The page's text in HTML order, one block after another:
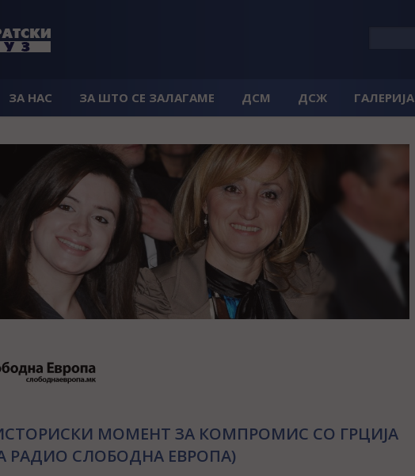
ЗА НАС ЗА ШТО СЕ ЗАЛАГАМЕ ДСМ ДСЖ ГАЛЕРИЈА
МОМЕНТ ЗА КОМПРОМИС СО ГРЦИЈА
РАДИО СЛОБОДНА ЕВРОПА)